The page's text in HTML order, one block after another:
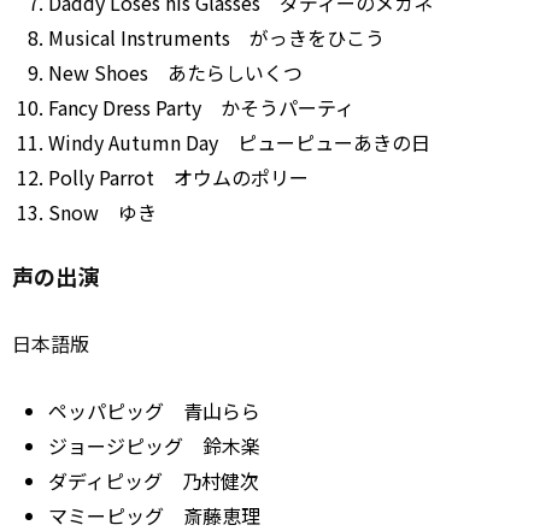
Musical Instruments がっきをひこう
New Shoes あたらしいくつ
Fancy Dress Party かそうパーティ
Windy Autumn Day ピューピューあきの日
Polly Parrot オウムのポリー
Snow ゆき
声の出演
日本語版
ペッパピッグ 青山らら
ジョージピッグ 鈴木楽
ダディピッグ 乃村健次
マミーピッグ 斎藤恵理